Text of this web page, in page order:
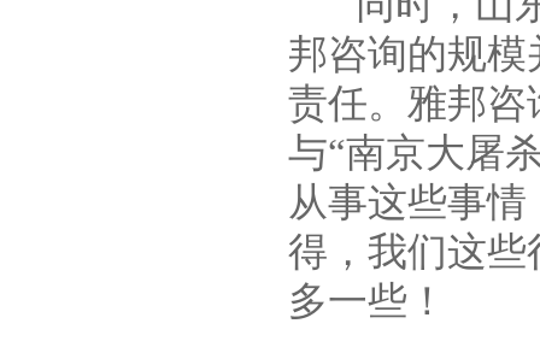
邦咨询的规
责任。雅邦
与“南京大屠
从事这些事
得，我们这
多一些！